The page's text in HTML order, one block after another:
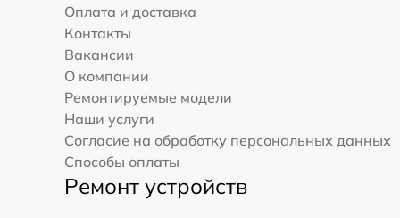
Оплата и доставка
Контакты
Вакансии
О компании
Ремонтируемые модели
Наши услуги
Согласие на обработку персональных данных
Способы оплаты
Ремонт устройств